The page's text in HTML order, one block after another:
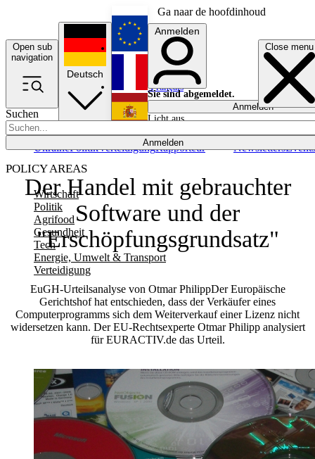
Ga naar de hoofdinhoud
Open sub
navigation
Close menu
Suchen
Anmelden
POLICY AREAS
Wirtschaft
Politik
Agrifood
Gesundheit
Tech
Energie, Umwelt & Transport
Verteidigung
UkrainePolitikVerteidigungRapporteur NewslettersEvents
Deutsch
English
Français
Anmelden
Sie sind abgemeldet.
Anmelden
Licht aus
Der Handel mit gebrauchter
Software und der
"Erschöpfungsgrundsatz"
EuGH-Urteilsanalyse von Otmar PhilippDer Europäische
Gerichtshof hat entschieden, dass der Verkäufer eines
Computerprogramms sich dem Weiterverkauf einer Lizenz nicht
widersetzen kann. Der EU-Rechtsexperte Otmar Philipp analysiert
für EURACTIV.de das Urteil.